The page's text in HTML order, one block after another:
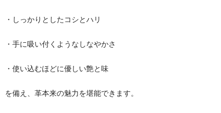
・しっかりとしたコシとハリ
・手に吸い付くようなしなやかさ
・使い込むほどに優しい艶と味
を備え、革本来の魅力を堪能できます。